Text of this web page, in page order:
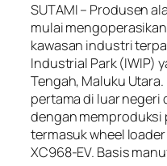
SUTAMI – Produsen
mulai
kawasan industri
Industrial Park (IWIP)
Tengah, Maluku
pertama di luar negeri
dengan memproduksi
termasuk wheel
XC968-EV. Basis